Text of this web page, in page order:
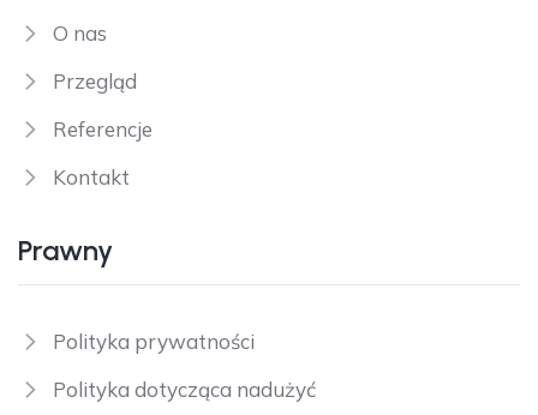
O nas
Przegląd
Referencje
Kontakt
Prawny
Polityka prywatności
Polityka dotycząca nadużyć